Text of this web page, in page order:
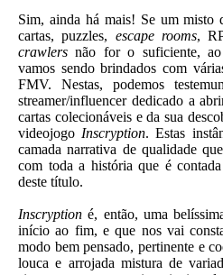
Sim, ainda há mais! Se um misto
cartas, puzzles, escape rooms,
crawlers não for o suficiente,
vamos sendo brindados com
FMV. Nestas, podemos
streamer/influencer dedicado a
cartas colecionáveis e da sua
videojogo Inscryption. Estas
camada narrativa de qualidade
com toda a história que é
deste título.
Inscryption é, então, uma
início ao fim, e que nos vai
modo bem pensado, pertinente e
louca e arrojada mistura de